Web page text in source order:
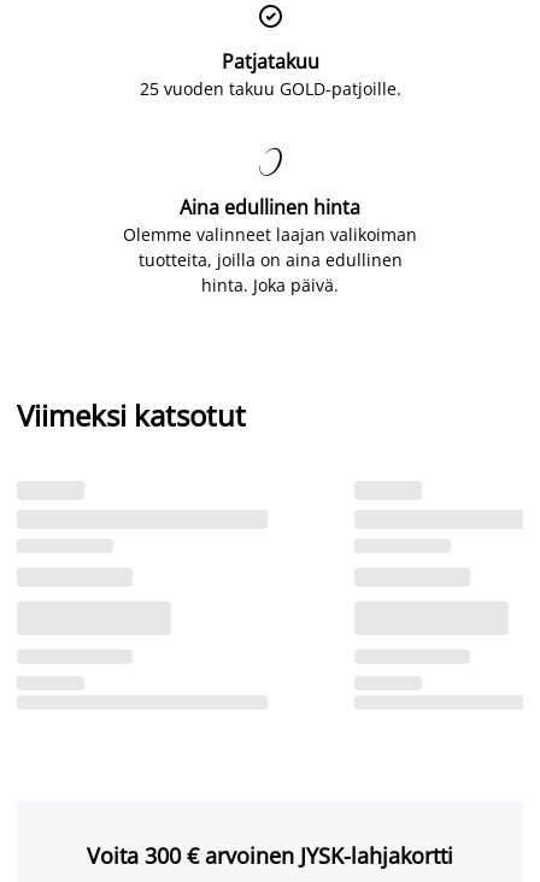

Patjatakuu
25 vuoden takuu GOLD-patjoille.

Aina edullinen hinta
Olemme valinneet laajan valikoiman
tuotteita, joilla on aina edullinen
hinta. Joka päivä.
Viimeksi katsotut
Voita 300 € arvoinen JYSK-lahjakortti